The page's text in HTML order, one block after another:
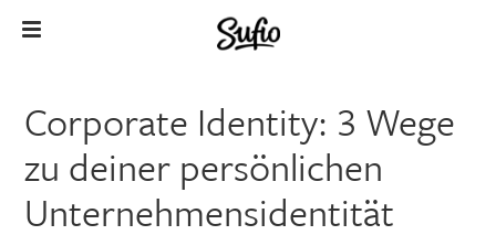
Corporate Identity: 3 Wege
zu deiner persönlichen
Unternehmensidentität